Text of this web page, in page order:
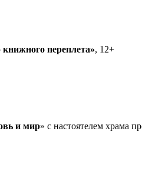
переплета», 12+
и мир» с настоятелем храма